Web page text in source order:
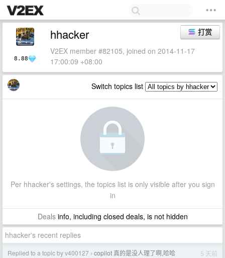
8.88
打赏
hhacker
V2EX member #82105, joined on 2014-11-17
17:00:09 +08:00
Switch topics list
Per hhacker's settings, the topics list is only visible after you sign
in
Dealsinfo, including closed deals, is not hidden
hhacker's recent replies
Replied to a topic by v400127 › copilot 真的是没人理了啊,哈哈 5 天前